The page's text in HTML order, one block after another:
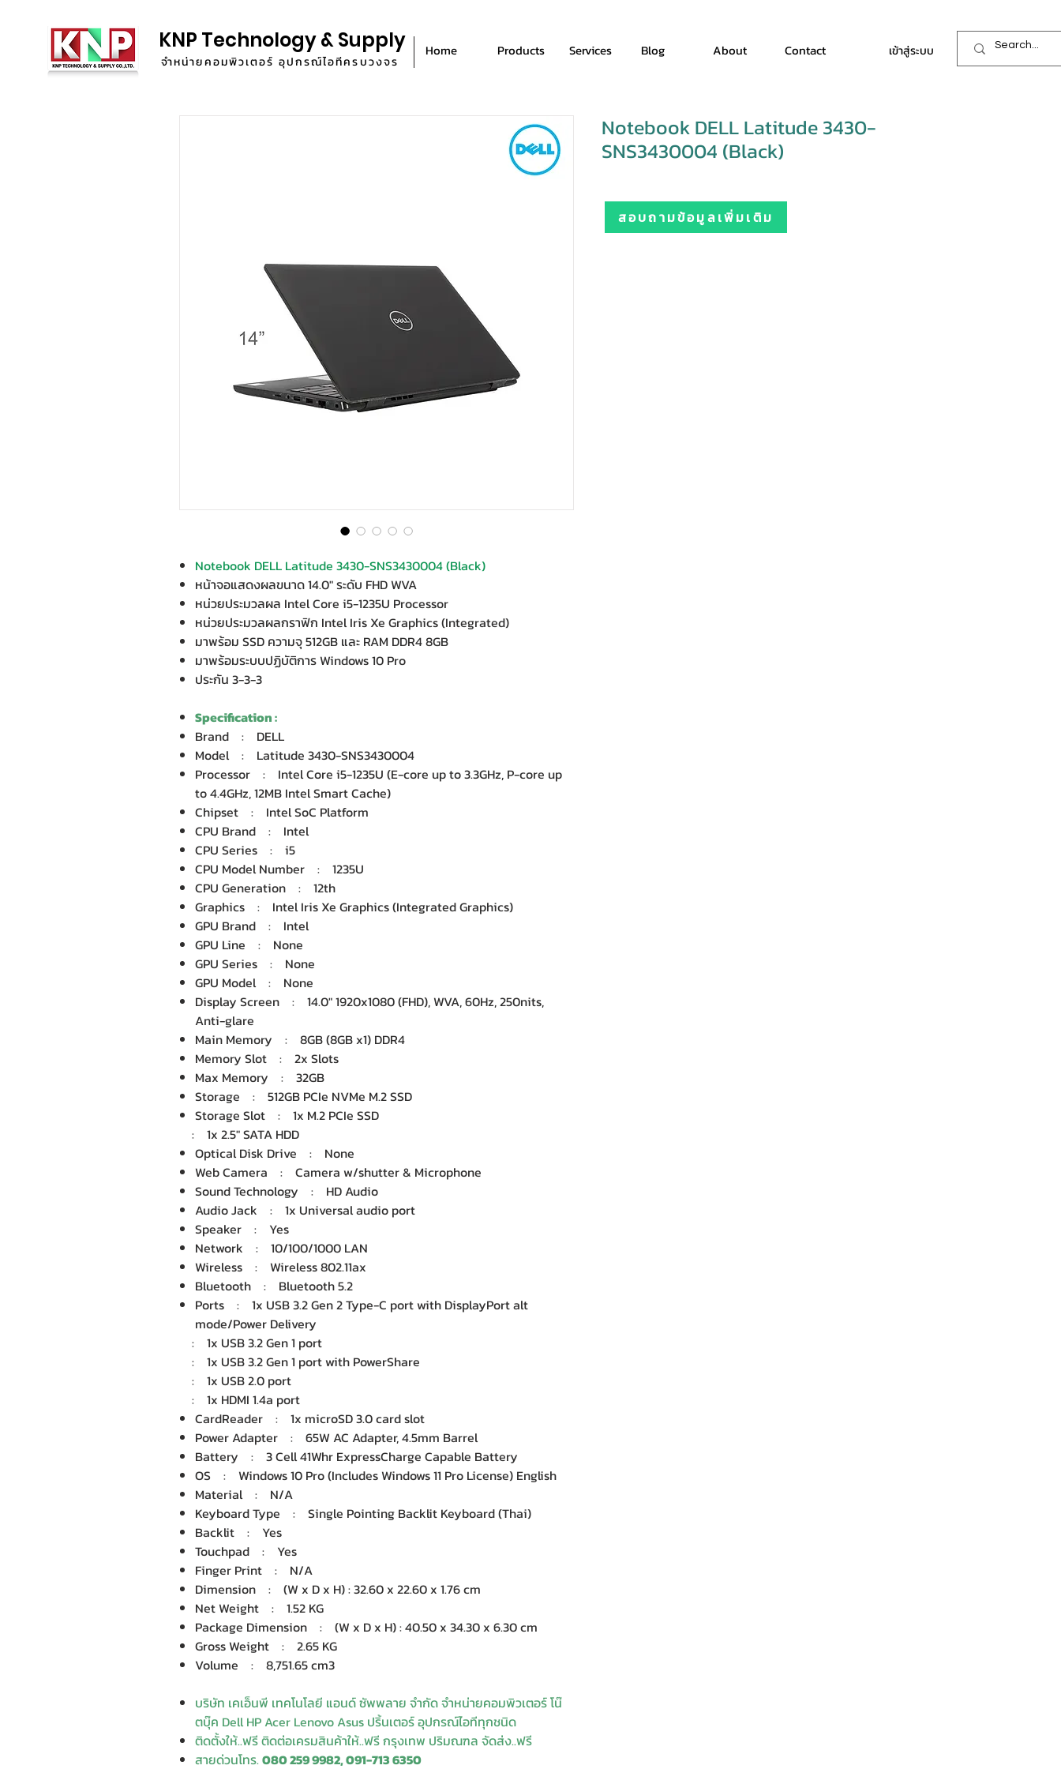
KNP Technology & Supply
จำหน่ายคอมพิวเตอร์ อุปกรณ์ไอทีครบวงจร
Home Products Services Blog About Contact เข้าสู่ระบบ
Notebook DELL Latitude 3430-SNS3430004 (Black)
หน้าจอแสดงผลขนาด 14.0" ระดับ FHD WVA
หน่วยประมวลผล Intel Core i5-1235U Processor
หน่วยประมวลผลกราฟิก Intel Iris Xe Graphics (Integrated)
มาพร้อม SSD ความจุ 512GB และ RAM DDR4 8GB
มาพร้อมระบบปฏิบัติการ Windows 10 Pro
ประกัน 3-3-3
Specification :
Brand : DELL
Model : Latitude 3430-SNS3430004
Processor : Intel Core i5-1235U (E-core up to 3.3GHz, P-core up
to 4.4GHz, 12MB Intel Smart Cache)
Chipset : Intel SoC Platform
CPU Brand : Intel
CPU Series : i5
CPU Model Number : 1235U
CPU Generation : 12th
Graphics : Intel Iris Xe Graphics (Integrated Graphics)
GPU Brand : Intel
GPU Line : None
GPU Series : None
GPU Model : None
Display Screen : 14.0" 1920x1080 (FHD), WVA, 60Hz, 250nits,
Anti-glare
Main Memory : 8GB (8GB x1) DDR4
Memory Slot : 2x Slots
Max Memory : 32GB
Storage : 512GB PCIe NVMe M.2 SSD
Storage Slot : 1x M.2 PCIe SSD
: 1x 2.5" SATA HDD
Optical Disk Drive : None
Web Camera : Camera w/shutter & Microphone
Sound Technology : HD Audio
Audio Jack : 1x Universal audio port
Speaker : Yes
Network : 10/100/1000 LAN
Wireless : Wireless 802.11ax
Bluetooth : Bluetooth 5.2
Ports : 1x USB 3.2 Gen 2 Type-C port with DisplayPort alt
mode/Power Delivery
: 1x USB 3.2 Gen 1 port
: 1x USB 3.2 Gen 1 port with PowerShare
: 1x USB 2.0 port
: 1x HDMI 1.4a port
CardReader : 1x microSD 3.0 card slot
Power Adapter : 65W AC Adapter, 4.5mm Barrel
Battery : 3 Cell 41Whr ExpressCharge Capable Battery
OS : Windows 10 Pro (Includes Windows 11 Pro License) English
Material : N/A
Keyboard Type : Single Pointing Backlit Keyboard (Thai)
Backlit : Yes
Touchpad : Yes
Finger Print : N/A
Dimension : (W x D x H) : 32.60 x 22.60 x 1.76 cm
Net Weight : 1.52 KG
Package Dimension : (W x D x H) : 40.50 x 34.30 x 6.30 cm
Gross Weight : 2.65 KG
Volume : 8,751.65 cm3
บริษัท เคเอ็นพี เทคโนโลยี แอนด์ ซัพพลาย จำกัด จำหน่ายคอมพิวเตอร์ โน๊
ตบุ๊ค Dell HP Acer Lenovo Asus ปริ้นเตอร์ อุปกรณ์ไอทีทุกชนิด
ติดตั้งให้..ฟรี ติดต่อเครมสินค้าให้..ฟรี กรุงเทพ ปริมณฑล จัดส่ง..ฟรี
สายด่วนโทร.080 259 9982, 091-713 6350
Notebook DELL Latitude 3430-
SNS3430004 (Black)
สอบถามข้อมูลเพิ่มเติม